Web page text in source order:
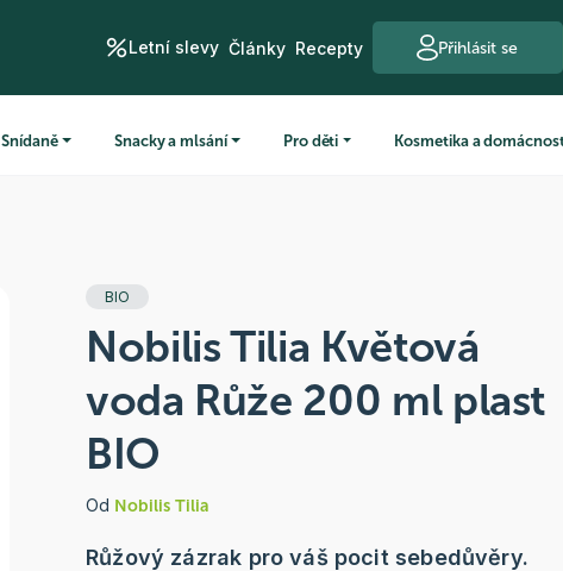
Letní slevy Články Recepty Přihlásit se
Snídaně Snacky a mlsání Pro děti Kosmetika a
BIO
Nobilis Tilia Květová
voda Růže 200 ml plast
BIO
Od Nobilis Tilia
Růžový zázrak pro váš pocit sebedůvěry.